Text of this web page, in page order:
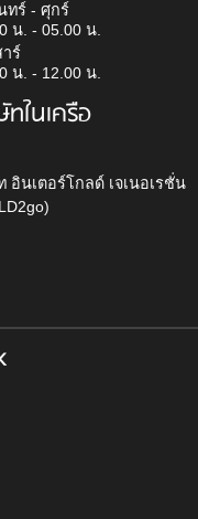
ทร์ - ศุกร์
น. - 05.00 น.
าร์
น. - 12.00 น.
ในเครือ
อินเตอร์โกลด์ เจเนอเรชั่น